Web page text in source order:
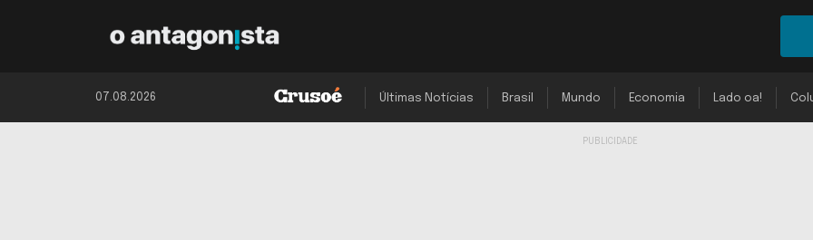
07.08.2026 Últimas Notícias Brasil Mundo Economia Lado oa!